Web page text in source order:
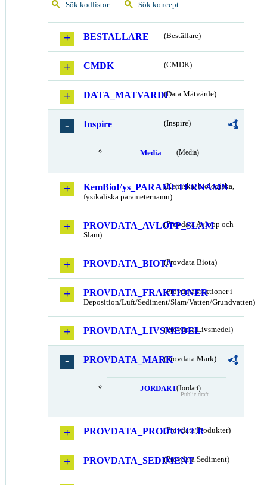
Sök kodlistor Sök koncept
BESTALLARE (Beställare)
CMDK (CMDK)
DATA_MATVARDE(Data Mätvärde)
Inspire (Inspire)
Media (Media)
KemBioFys_PARAMETERNAMN
(Kemiska, biologiska,
fysikaliska parameternamn)
PROVDATA_AVLOPP_SLAM
(Provdata Avlopp och
Slam)
PROVDATA_BIOTA(Provdata Biota)
PROVDATA_FRAKTIONER
(Provdata fraktioner i
Deposition/Luft/Sediment/Slam/Vatten/Grundvatten)
PROVDATA_LIVSMEDEL
(Provdata Livsmedel)
PROVDATA_MARK(Provdata Mark)
JORDART(Jordart)
Public draft
PROVDATA_PRODUKTER
(Provdata Produkter)
PROVDATA_SEDIMENT(Provdata Sediment)